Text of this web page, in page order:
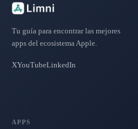
Tu guía para encontrar las mejores
apps del ecosistema Apple.
XYouTubeLinkedIn
APPS